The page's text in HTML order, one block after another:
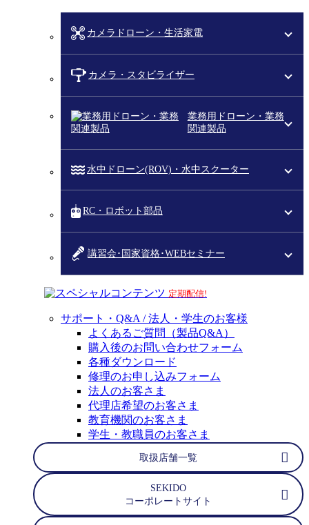
カメラドローン・生活家電
カメラ・スタビライザー
業務用ドローン・業務
関連製品
水中ドローン(ROV)・水中スクーター
RC・ロボット部品
講習会･国家資格･WEBセミナー
スペシャルコンテンツ 定期配信!
サポート・Q&A / 法人・学生のお客様
よくあるご質問（製品Q&A）
購入後のお問い合わせフォーム
各種ダウンロード
修理のお申し込みフォーム
法人のお客さま
代理店希望のお客さま
教育機関のお客さま
学生・教職員のお客さま
取扱店舗一覧
SEKIDO
コーポレートサイト